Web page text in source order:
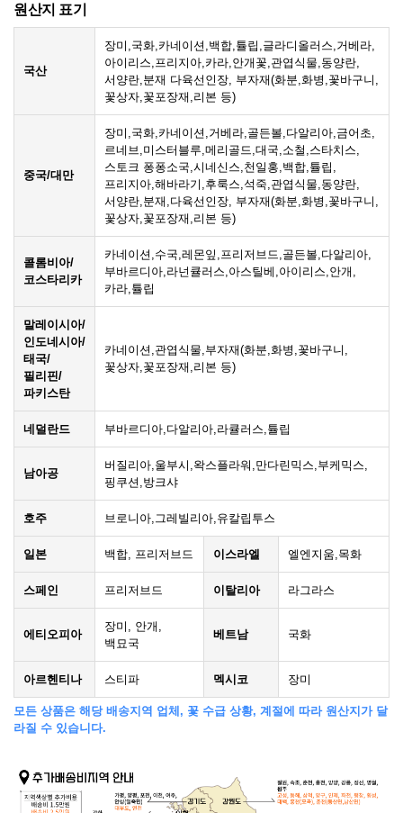
원산지 표기
국산
장미,국화,카네이션,백합,튤립,글라디올러스,거베라,
아이리스,프리지아,카라,안개꽃,관엽식물,동양란,
서양란,분재 다육선인장, 부자재(화분,화병,꽃바구니,
꽃상자,꽃포장재,리본 등)
중국/대만
장미,국화,카네이션,거베라,골든볼,다알리아,금어초,
르네브,미스터블루,메리골드,대국,소철,스타치스,
스토크 퐁퐁소국,시네신스,천일홍,백합,튤립,
프리지아,해바라기,후룩스,석죽,관엽식물,동양란,
서양란,분재,다육선인장, 부자재(화분,화병,꽃바구니,
꽃상자,꽃포장재,리본 등)
콜롬비아/
코스타리카
카네이션,수국,레몬잎,프리저브드,골든볼,다알리아,
부바르디아,라넌큘러스,아스틸베,아이리스,안개,
카라,튤립
말레이시아/
인도네시아/
태국/
필리핀/
파키스탄
카네이션,관엽식물,부자재(화분,화병,꽃바구니,
꽃상자,꽃포장재,리본 등)
네덜란드 부바르디아,다알리아,라큘러스,튤립
남아공
버질리아,울부시,왁스플라워,만다린믹스,부케믹스,
핑쿠션,방크샤
호주 브로니아,그레빌리아,유칼립투스
일본 백합, 프리저브드 이스라엘 엘엔지움,목화
스페인 프리저브드 이탈리아 라그라스
에티오피아
장미, 안개,
백묘국
베트남 국화
아르헨티나 스티파 멕시코 장미
모든 상품은 해당 배송지역 업체, 꽃 수급 상황, 계절에 따라 원산지가 달
라질 수 있습니다.